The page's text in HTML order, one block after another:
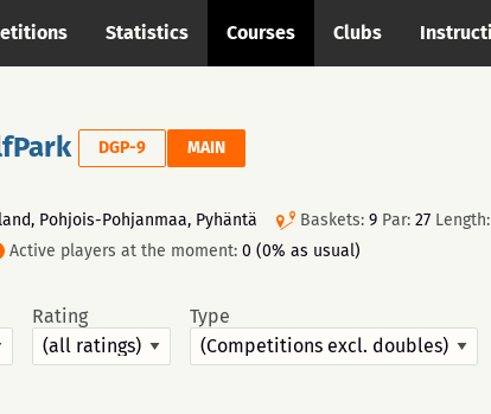
Statistics Courses Clubs
DGP-9 MAIN
Pohjois-Pohjanmaa, Pyhäntä Baskets: 9 Par: 27 Length:
Active players at the moment: 0 (0% as usual)
Rating Type